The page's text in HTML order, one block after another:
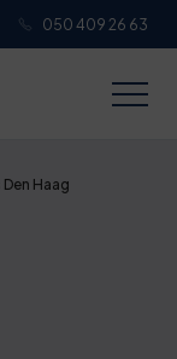
050 409 26 63
Haag